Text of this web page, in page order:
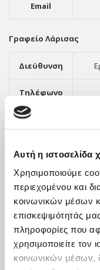
Αυτή η ιστοσελίδα
Χρησιμοποιούμε
περιεχομένου και
κοινωνικών μέσων
επισκεψιμότητάς
πληροφορίες που
χρησιμοποιείτε τον
κοινωνικών μέσων,
Email
Γραφείο Λάρισας
Διεύθυνση
Τηλέφωνο